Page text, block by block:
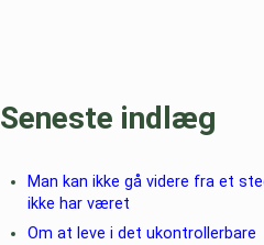
Seneste indlæg
Man kan ikke gå videre fra et
ikke har været
Om at leve i det ukontrollerbare